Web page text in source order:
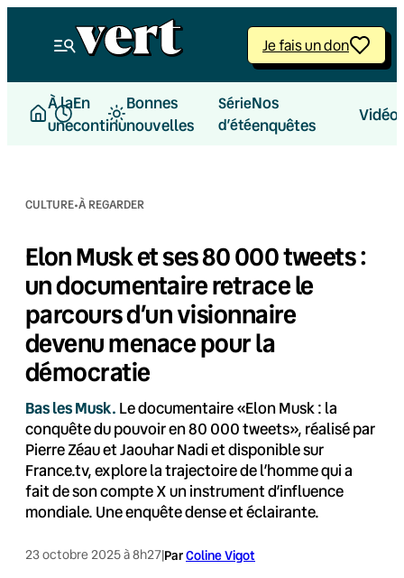
Je fais un don
À la
une
En
continu
Bonnes
nouvelles
Série
d’été
Nos
enquêtes
CULTURE·À REGARDER
Elon Musk et ses 80 000 tweets :
un documentaire retrace le
parcours d’un visionnaire
devenu menace pour la
démocratie
Bas les Musk. Le documentaire «Elon Musk : la
conquête du pouvoir en 80 000 tweets», réalisé par
Pierre Zéau et Jaouhar Nadi et disponible sur
France.tv, explore la trajectoire de l’homme qui a
fait de son compte X un instrument d’influence
mondiale. Une enquête dense et éclairante.
23 octobre 2025 à 8h27|ParColine Vigot